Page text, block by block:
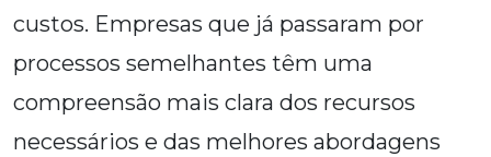
custos. Empresas que já passaram por
processos semelhantes têm uma
compreensão mais clara dos recursos
necessários e das melhores abordagens